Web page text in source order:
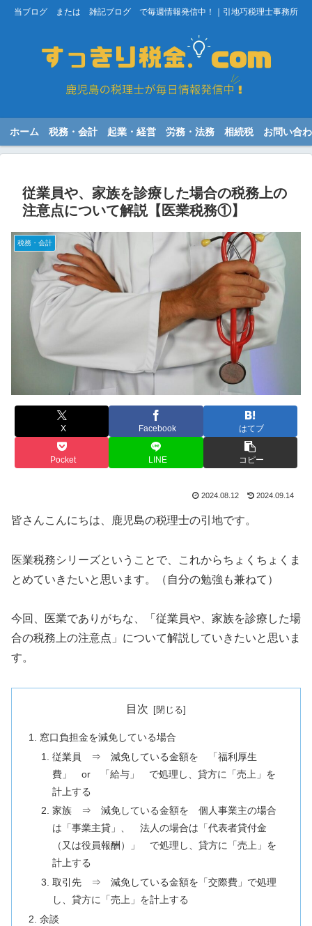
当ブログ または 雑記ブログ で毎週情報発信中！｜引地巧税理士事務所
ホーム 税務・会計 起業・経営 労務・法務 相続税 お問い合
従業員や、家族を診療した場合の税務上の
注意点について解説【医業税務①】
税務・会計
X Facebook はてブ
Pocket LINE コピー
2024.08.12 2024.09.14
皆さんこんにちは、鹿児島の税理士の引地です。
医業税務シリーズということで、これからちょくちょくま
とめていきたいと思います。（自分の勉強も兼ねて）
今回、医業でありがちな、「従業員や、家族を診療した場
合の税務上の注意点」について解説していきたいと思いま
す。
目次
窓口負担金を減免している場合
従業員 ⇒ 減免している金額を 「福利厚生
費」 or 「給与」 で処理し、貸方に「売上」を
計上する
家族 ⇒ 減免している金額を 個人事業主の場合
は「事業主貸」、 法人の場合は「代表者貸付金
（又は役員報酬）」 で処理し、貸方に「売上」を
計上する
取引先 ⇒ 減免している金額を「交際費」で処理
し、貸方に「売上」を計上する
余談